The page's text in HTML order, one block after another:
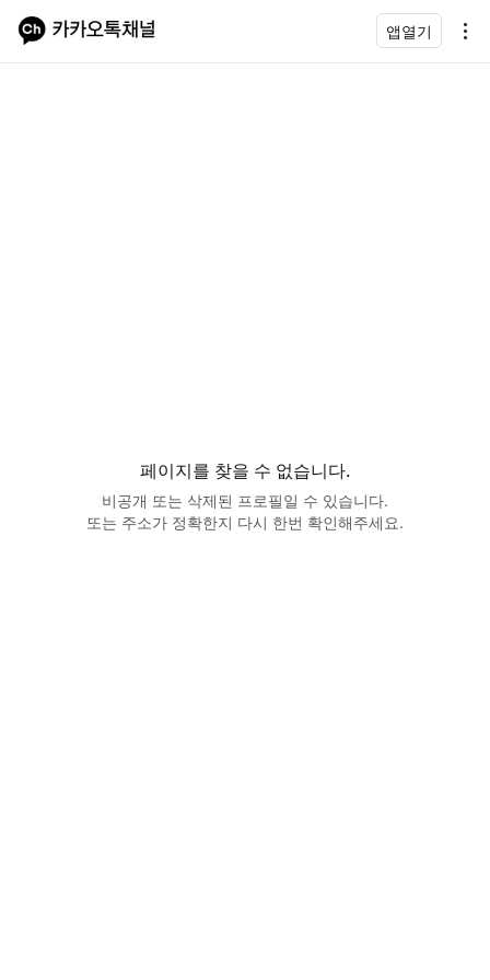
앱열기
페이지를 찾을 수 없습니다.
비공개 또는 삭제된 프로필일 수 있습니다.
또는 주소가 정확한지 다시 한번 확인해주세요.